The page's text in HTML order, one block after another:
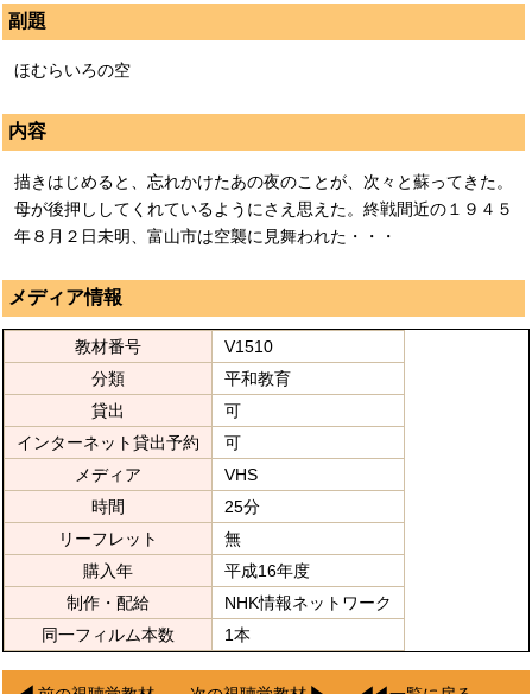
副題
ほむらいろの空
内容
描きはじめると、忘れかけたあの夜のことが、次々と蘇ってきた。
母が後押ししてくれているようにさえ思えた。終戦間近の１９４５
年８月２日未明、富山市は空襲に見舞われた・・・
メディア情報
教材番号
V1510
分類
平和教育
貸出
可
インターネット貸出予約
可
メディア
VHS
時間
25分
リーフレット
無
購入年
平成16年度
制作・配給
NHK情報ネットワーク
同一フィルム本数
1本